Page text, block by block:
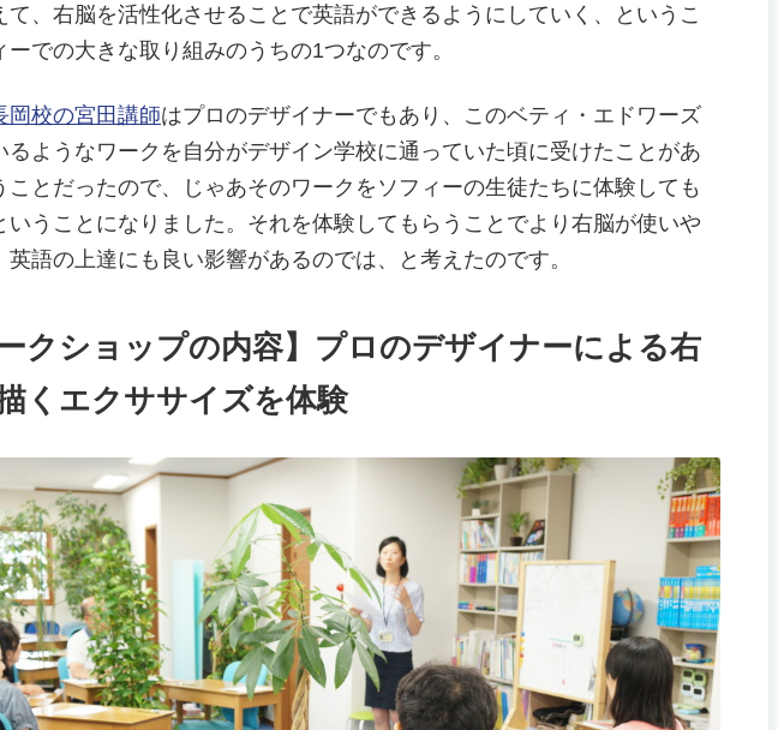
て、右脳を活性化させることで英語ができるようにしていく、というこ
ーでの大きな取り組みのうちの1つなのです。
岡校の宮田講師はプロのデザイナーでもあり、このベティ・エドワーズ
るようなワークを自分がデザイン学校に通っていた頃に受けたことがあ
ことだったので、じゃあそのワークをソフィーの生徒たちに体験しても
いうことになりました。それを体験してもらうことでより右脳が使いや
英語の上達にも良い影響があるのでは、と考えたのです。
ークショップの内容】プロのデザイナーによる右
くエクササイズを体験